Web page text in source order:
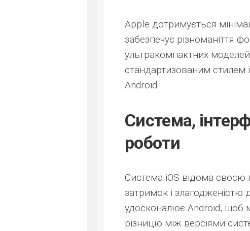
Apple дотримується
забезпечує різноманіття
ультракомпактних
стандартизованим стилем
Android.
Система,
роботи
Система iOS відома
затримок і злагодженістю
удосконалює Android, щоб
різницю між версіями